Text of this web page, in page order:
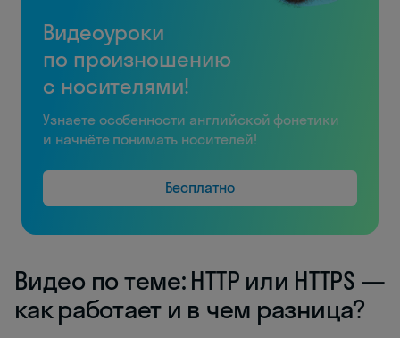
Видеоуроки
по произношению
с носителями!
Узнаете особенности английской фонетики
и начнёте понимать носителей!
Бесплатно
Видео по теме: HTTP или HTTPS —
как работает и в чем разница?